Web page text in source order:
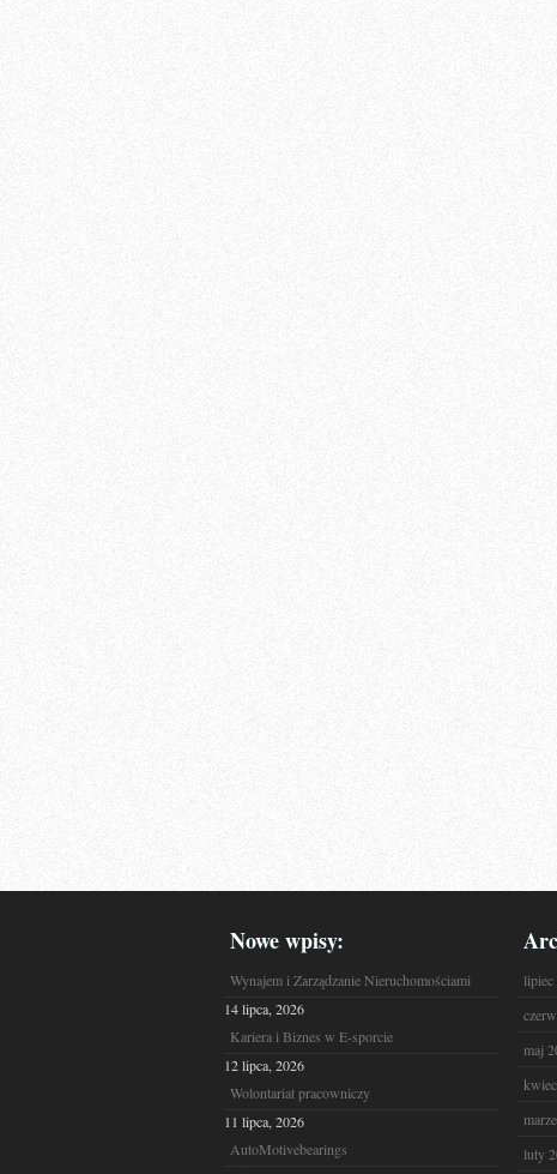
Nowe wpisy:
Wynajem i Zarządzanie Nieruchomościami
14 lipca, 2026
Kariera i Biznes w E-sporcie
12 lipca, 2026
Wolontariat pracowniczy
11 lipca, 2026
AutoMotivebearings
maj
luty